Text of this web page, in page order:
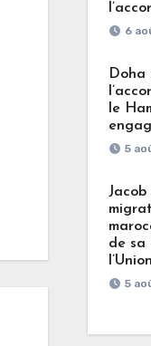
6
Doha
le
5
de sa
5